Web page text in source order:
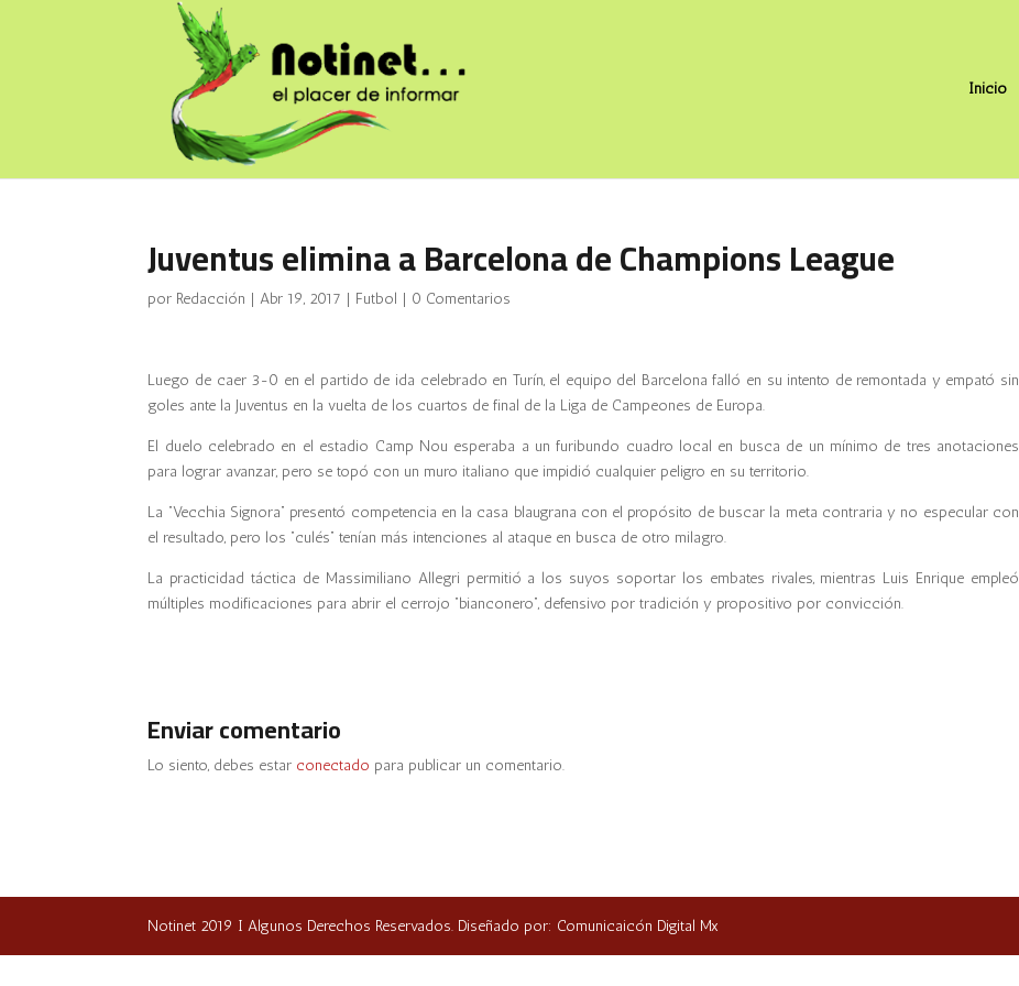
Inicio
Juventus elimina a Barcelona de Champions League
por Redacción |Abr 19, 2017 | Futbol | 0 Comentarios
Luego de caer 3-0 en el partido de ida celebrado en Turín, el equipo del Barcelona falló en su intento de remontada y empató sin
goles ante la Juventus en la vuelta de los cuartos de final de la Liga de Campeones de Europa.
El duelo celebrado en el estadio Camp Nou esperaba a un furibundo cuadro local en busca de un mínimo de tres anotaciones
para lograr avanzar, pero se topó con un muro italiano que impidió cualquier peligro en su territorio.
La “Vecchia Signora” presentó competencia en la casa blaugrana con el propósito de buscar la meta contraria y no especular con
el resultado, pero los “culés” tenían más intenciones al ataque en busca de otro milagro.
La practicidad táctica de Massimiliano Allegri permitió a los suyos soportar los embates rivales, mientras Luis Enrique empleó
múltiples modificaciones para abrir el cerrojo “bianconero”, defensivo por tradición y propositivo por convicción.
Enviar comentario
Lo siento, debes estar conectado para publicar un comentario.
Notinet 2019 I Algunos Derechos Reservados. Diseñado por: Comunicaicón Digital Mx